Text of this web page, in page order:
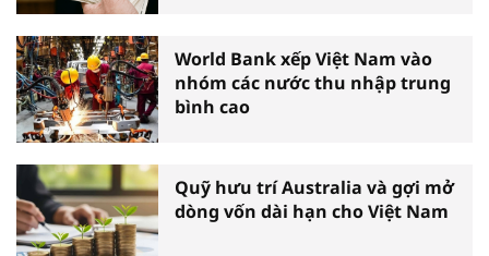
World Bank xếp Việt Nam vào
nhóm các nước thu nhập trung
bình cao
Quỹ hưu trí Australia và gợi mở
dòng vốn dài hạn cho Việt Nam